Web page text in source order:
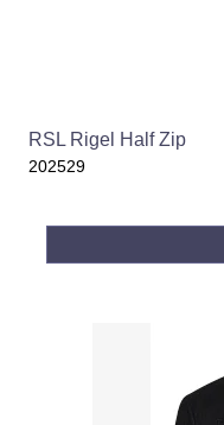
RSL Rigel Half Zip
202529